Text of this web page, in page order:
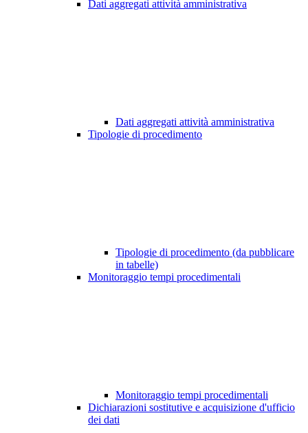
Dati aggregati attività amministrativa
Dati aggregati attività amministrativa
Tipologie di procedimento
Tipologie di procedimento (da pubblicare
in tabelle)
Monitoraggio tempi procedimentali
Monitoraggio tempi procedimentali
Dichiarazioni sostitutive e acquisizione d'ufficio
dei dati